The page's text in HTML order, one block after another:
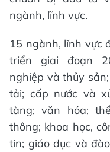
ngành, lĩnh vực.
15 ngành, lĩnh vực
triển giai đoạn
nghiệp và thủy
tải; cấp nước và
tàng; văn hóa;
thông; khoa học,
tin; giáo dục và